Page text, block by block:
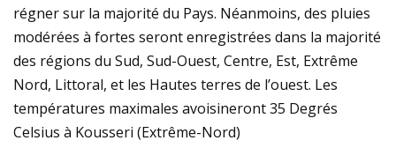
régner sur la majorité du Pays. Néanmoins, des pluies
modérées à fortes seront enregistrées dans la majorité
des régions du Sud, Sud-Ouest, Centre, Est, Extrême
Nord, Littoral, et les Hautes terres de l’ouest. Les
températures maximales avoisineront 35 Degrés
Celsius à Kousseri (Extrême-Nord)